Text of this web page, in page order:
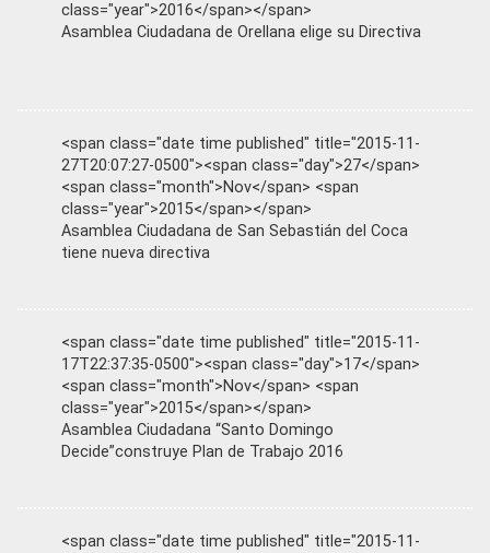
class="year">2016</span></span>
Asamblea Ciudadana de Orellana elige su Directiva
<span class="date time published" title="2015-11-
27T20:07:27-0500"><span class="day">27</span>
<span class="month">Nov</span> <span
class="year">2015</span></span>
Asamblea Ciudadana de San Sebastián del Coca
tiene nueva directiva
<span class="date time published" title="2015-11-
17T22:37:35-0500"><span class="day">17</span>
<span class="month">Nov</span> <span
class="year">2015</span></span>
Asamblea Ciudadana “Santo Domingo
Decide”construye Plan de Trabajo 2016
<span class="date time published" title="2015-11-